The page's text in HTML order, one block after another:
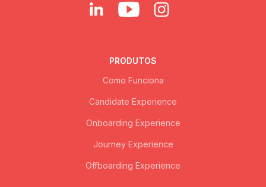
PRODUTOS
Como Funciona
Candidate Experience
Onboarding Experience
Journey Experience
Offboarding Experience